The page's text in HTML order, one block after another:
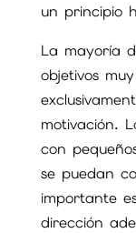
un principio
La mayoría
objetivos
motivación.
con
se puedan
importante
dirección